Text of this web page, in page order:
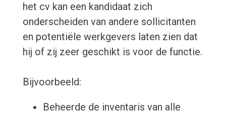
het cv kan een kandidaat zich
onderscheiden van andere sollicitanten
en potentiële werkgevers laten zien dat
hij of zij zeer geschikt is voor de functie.
Bijvoorbeeld:
Beheerde de inventaris van alle